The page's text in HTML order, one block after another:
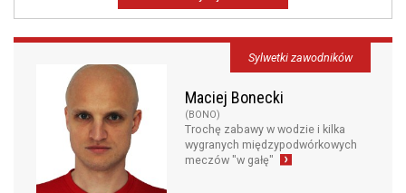
Maciej Bonecki
(BONO)
Trochę zabawy w wodzie i kilka
wygranych międzypodwórkowych
meczów "w gałę"
Sylwetki zawodników